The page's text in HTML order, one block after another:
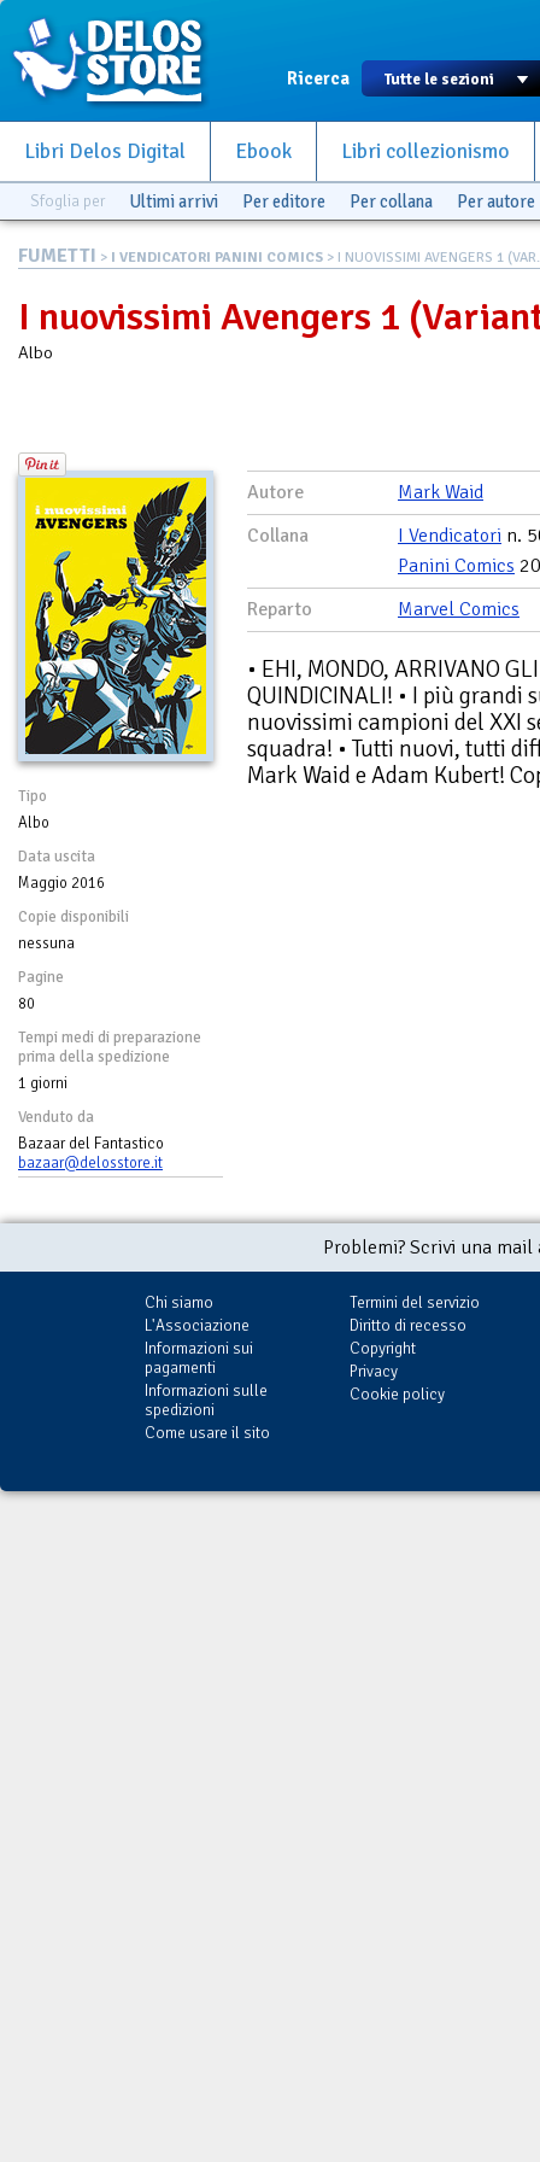
Ricerca
Libri Delos Digital Ebook Libri collezionismo
Sfoglia per Ultimi arrivi Per editore Per collana Per autore
FUMETTI > I VENDICATORI PANINI COMICS > I NUOVISSIMI AVENGERS 1
I nuovissimi Avengers 1
Albo
Tipo
Albo
Data uscita
Maggio 2016
Copie disponibili
nessuna
Pagine
80
Tempi medi di preparazione
prima della spedizione
1 giorni
Venduto da
Bazaar del Fantastico
bazaar@delosstore.it
Autore
Mark Waid
Collana
I Vendicatori n.
Panini Comics
Reparto
Marvel Comics
• EHI, MONDO, ARRIVANO
QUINDICINALI! • I più grandi
nuovissimi campioni del XXI
squadra! • Tutti nuovi, tutti
Mark Waid e Adam Kubert!
Problemi? Scrivi una
Chi siamo
L'Associazione
Informazioni sui
pagamenti
Informazioni sulle
spedizioni
Come usare il sito
Termini del servizio
Diritto di recesso
Copyright
Privacy
Cookie policy